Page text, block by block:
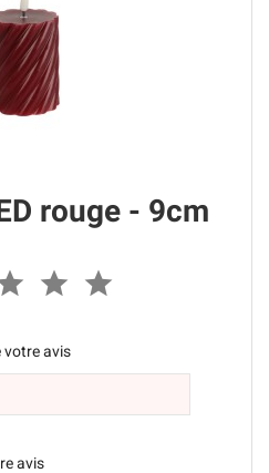
rouge - 9cm
votre avis
avis